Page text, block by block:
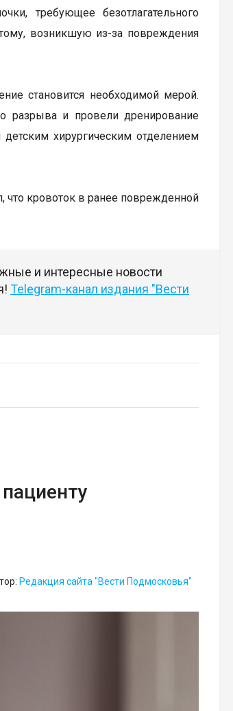
требующее безотлагательного
возникшую из-за повреждения
становится необходимой мерой.
разрыва и провели дренирование
хирургическим отделением
что кровоток в ранее поврежденной
и интересные новости
Telegram-канал издания "Вести
Редакция сайта "Вести Подмосковья"